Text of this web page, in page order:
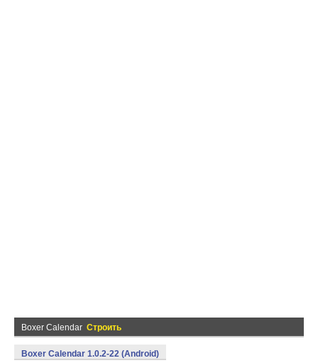
Boxer Calendar Строить
Boxer Calendar 1.0.2-22 (Android)